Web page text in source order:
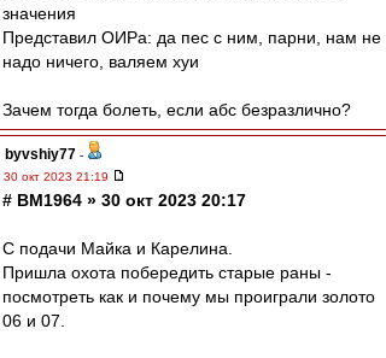
значения
Представил ОИРа: да пес с ним, парни, нам не
надо ничего, валяем хуи
Зачем тогда болеть, если абс безразлично?
byvshiy77 -
30 окт 2023 21:19
# BM1964 » 30 окт 2023 20:17
С подачи Майка и Карелина.
Пришла охота побередить старые раны -
посмотреть как и почему мы проиграли золото
06 и 07.